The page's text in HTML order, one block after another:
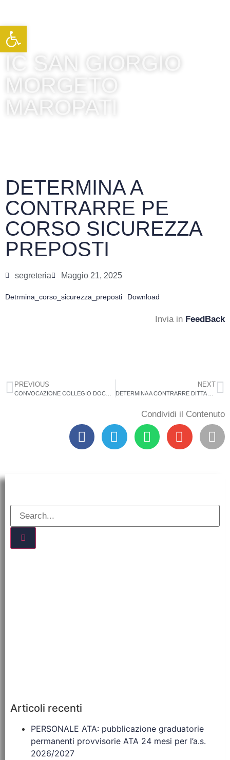
IC SAN GIORGIO
MORGETO
MAROPATI
DETERMINA A
CONTRARRE PE
CORSO SICUREZZA
PREPOSTI
segreteria Maggio 21, 2025
Detrmina_corso_sicurezza_preposti Download
Invia in FeedBack
PREVIOUS NEXT
Condividi il Contenuto
Articoli recenti
PERSONALE ATA: pubblicazione graduatorie
permanenti provvisorie ATA 24 mesi per l’a.s.
2026/2027
Apri la barra degli strumenti